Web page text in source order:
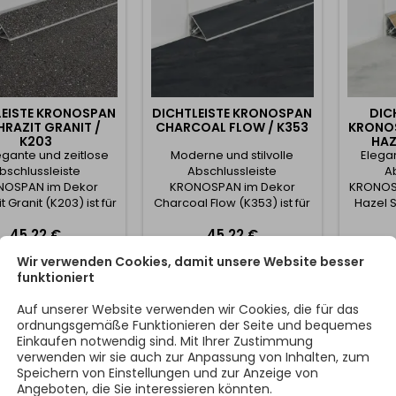
KRONOSPAN
GRANIT /
K203
und zeitlose
im Dekor
Granit (K203) ist für
Abschluss von
bestimmt. Die
dichtet die
zwischen
ab und
so wirksam das
von Wasser und
Gleichzeitig
sie der Küche ein...
Preis
45,22 €
In den Warenkorb
DICHTLEISTE KRONOSPAN
CHARCOAL FLOW / K353
Moderne und stilvolle
Abschlussleiste
KRONOSPAN im Dekor
Charcoal Flow (K353) ist für
präzisen Abschluss von
Leiste dichtet die
zuverlässig ab und
verhindert so wirksam das
Eindringen von Wasser und
Schmutz. Gleichzeitig
verleiht sie der Küche ein...
Preis
45,22 €
 In den Warenkorb
Hazel
Wir verwenden Cookies, damit unsere Website besser
funktioniert
Auf unserer Website verwenden wir Cookies, die für das
ordnungsgemäße Funktionieren der Seite und bequemes
Einkaufen notwendig sind. Mit Ihrer Zustimmung
verwenden wir sie auch zur Anpassung von Inhalten, zum
Speichern von Einstellungen und zur Anzeige von
Angeboten, die Sie interessieren könnten.